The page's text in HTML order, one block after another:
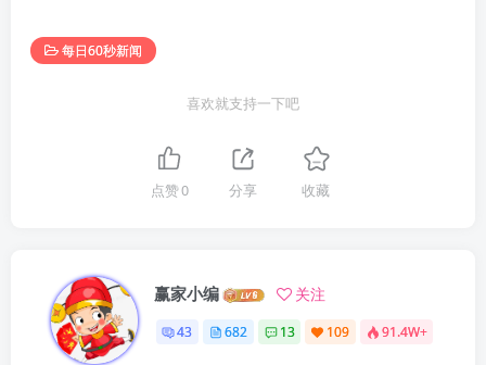
每日60秒新闻
喜欢就支持一下吧
点赞0 分享 收藏
赢家小编 关注
43 682 13 109 91.4W+